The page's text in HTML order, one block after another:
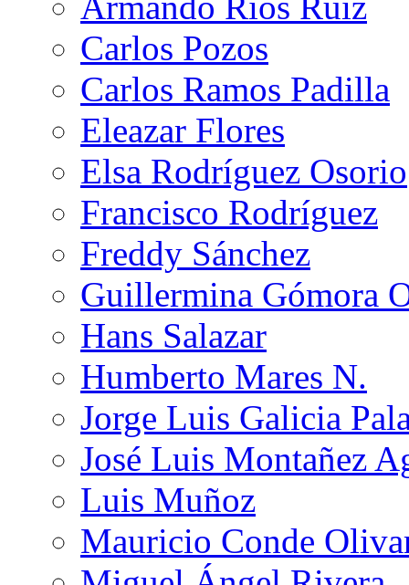
Carlos Pozos
Carlos Ramos Padilla
Eleazar Flores
Elsa Rodríguez Osorio
Francisco Rodríguez
Freddy Sánchez
Guillermina Gómora
Hans Salazar
Humberto Mares N.
Jorge Luis Galicia
José Luis Montañez
Luis Muñoz
Mauricio Conde